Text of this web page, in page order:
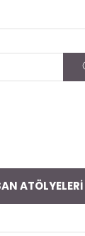
ATÖLYELERİ